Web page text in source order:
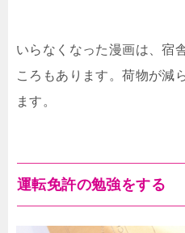
いらなくなった漫画は、宿
ころもあります。荷物が減
ます。
運転免許の勉強をする